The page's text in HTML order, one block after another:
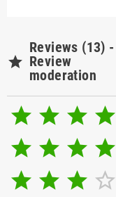

Reviews (13) -
Review
moderation
   
   
   